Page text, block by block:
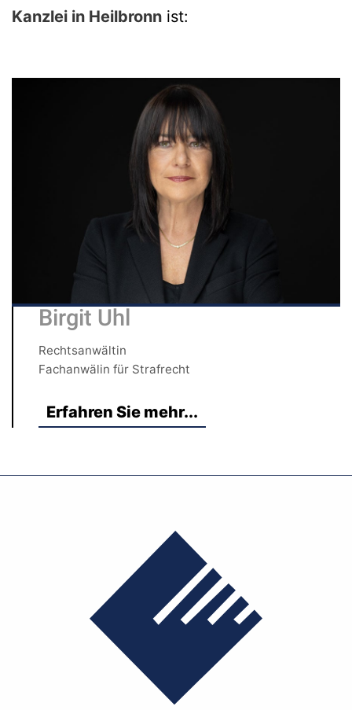
Kanzlei in Heilbronn ist:
Birgit Uhl
Rechtsanwältin
Fachanwälin für Strafrecht
Erfahren Sie mehr...